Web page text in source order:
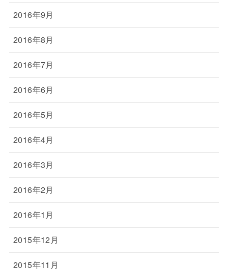
2016年9月
2016年8月
2016年7月
2016年6月
2016年5月
2016年4月
2016年3月
2016年2月
2016年1月
2015年12月
2015年11月